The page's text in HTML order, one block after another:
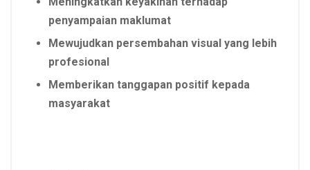
penyampaian maklumat
Mewujudkan persembahan visual yang lebih
profesional
Memberikan tanggapan positif kepada
masyarakat